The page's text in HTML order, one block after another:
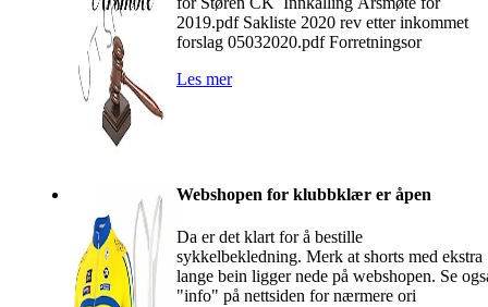
2019.pdf Sakliste 2020 rev etter inkommet
forslag 05032020.pdf Forretningsor
Les mer
Webshopen for klubbklær er åpen
Da er det klart for å bestille
sykkelbekledning. Merk at shorts med ekstra
lange bein ligger nede på webshopen. Se
"info" på nettsiden for nærmere ori